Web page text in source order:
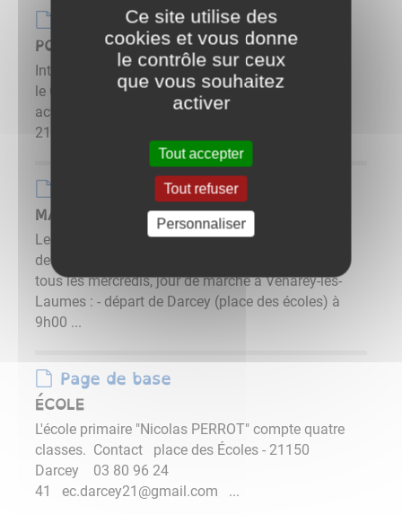
Page de base
POMPIERS
Intégré au corps départemental depuis mai 2011,
le Centre de Première Intervention compte
actuellement 12 membres actifs. route de Dijon -
21150 Darcey 18 ou 112 Composition ...
Page de base
MARCHÉ
Le marché a lieu le jeudi à partir de 17h00 place
des écoles. Un service de transport est organisé
tous les mercredis, jour de marché à Venarey-les-
Laumes : - départ de Darcey (place des écoles) à
9h00 ...
Page de base
ÉCOLE
L'école primaire "Nicolas PERROT" compte quatre
classes. Contact place des Écoles - 21150
Darcey 03 80 96 24
41 ec.darcey21@gmail.com ...
Ce site utilise des
cookies et vous donne
le contrôle sur ceux
que vous souhaitez
activer
Tout accepter
Tout refuser
Personnaliser